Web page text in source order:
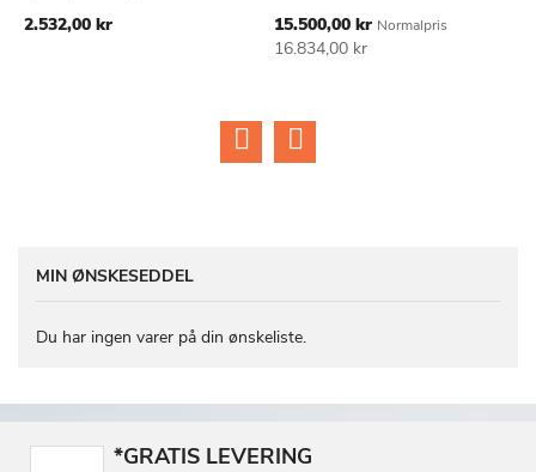
2.532,00 kr
ØNSKE
Tilbudspris
15.500,00 kr Normalpris
16.834,00 kr
MIN ØNSKESEDDEL
Du har ingen varer på din ønskeliste.
*GRATIS LEVERING